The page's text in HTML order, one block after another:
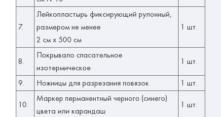
7.
Лейкопластырь фиксирующий рулонный,
размером не менее
2 см x 500 см
1 шт.
8.
Покрывало спасательное
изотермическое
1 шт.
9. Ножницы для разрезания повязок 1 шт.
10.
Маркер перманентный черного (синего)
цвета или карандаш
1 шт.